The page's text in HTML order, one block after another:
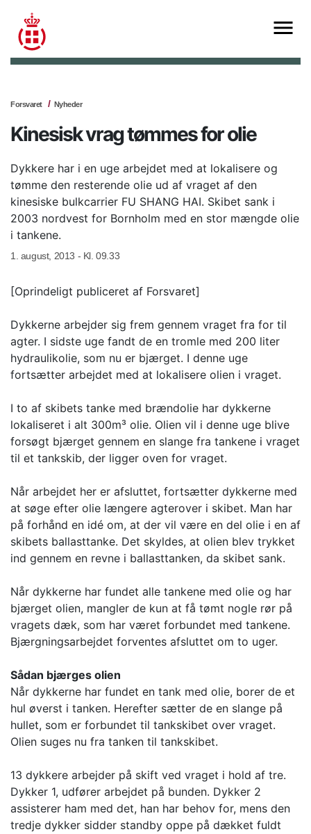
Forsvaret Nyheder
Kinesisk vrag tømmes for olie
Dykkere har i en uge arbejdet med at lokalisere og
tømme den resterende olie ud af vraget af den
kinesiske bulkcarrier FU SHANG HAI. Skibet sank i
2003 nordvest for Bornholm med en stor mængde olie
i tankene.
1. august, 2013 - Kl. 09.33
[Oprindeligt publiceret af Forsvaret]
Dykkerne arbejder sig frem gennem vraget fra for til
agter. I sidste uge fandt de en tromle med 200 liter
hydraulikolie, som nu er bjærget. I denne uge
fortsætter arbejdet med at lokalisere olien i vraget.
I to af skibets tanke med brændolie har dykkerne
lokaliseret i alt 300m³ olie. Olien vil i denne uge blive
forsøgt bjærget gennem en slange fra tankene i vraget
til et tankskib, der ligger oven for vraget.
Når arbejdet her er afsluttet, fortsætter dykkerne med
at søge efter olie længere agterover i skibet. Man har
på forhånd en idé om, at der vil være en del olie i en af
skibets ballasttanke. Det skyldes, at olien blev trykket
ind gennem en revne i ballasttanken, da skibet sank.
Når dykkerne har fundet alle tankene med olie og har
bjærget olien, mangler de kun at få tømt nogle rør på
vragets dæk, som har været forbundet med tankene.
Bjærgningsarbejdet forventes afsluttet om to uger.
Sådan bjærges olien
Når dykkerne har fundet en tank med olie, borer de et
hul øverst i tanken. Herefter sætter de en slange på
hullet, som er forbundet til tankskibet over vraget.
Olien suges nu fra tanken til tankskibet.
13 dykkere arbejder på skift ved vraget i hold af tre.
Dykker 1, udfører arbejdet på bunden. Dykker 2
assisterer ham med det, han har behov for, mens den
tredje dykker sidder standby oppe på dækket fuldt